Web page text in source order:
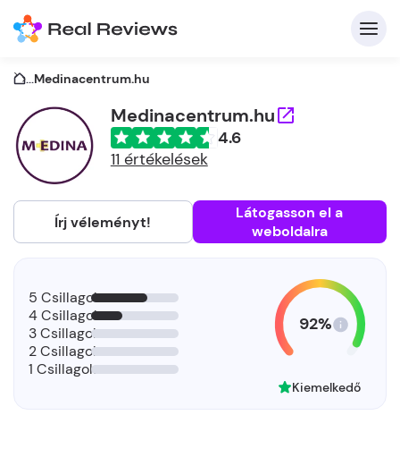
...Medinacentrum.hu
Medinacentrum.hu
4.6
11 értékelések
Írj véleményt!
Látogasson el a
weboldalra
5 Csillagok
4 Csillagok
3 Csillagok
2 Csillagok
1 Csillagok
92%
Kiemelkedő